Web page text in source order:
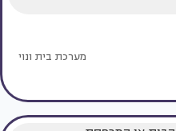
מערכת בית ונוי